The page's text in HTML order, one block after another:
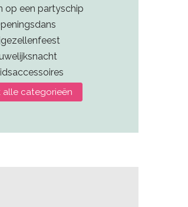
op een partyschip
alle categorieën